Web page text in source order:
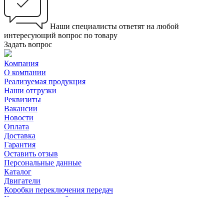
Наши специалисты ответят на любой
интересующий вопрос по товару
Задать вопрос
Компания
О компании
Реализуемая продукция
Наши отгрузки
Реквизиты
Вакансии
Новости
Оплата
Доставка
Гарантия
Оставить отзыв
Персональные данные
Каталог
Двигатели
Коробки переключения передач